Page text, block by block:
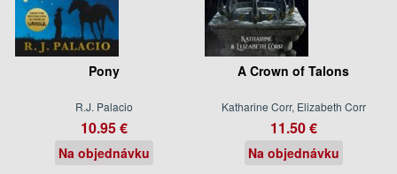
Pony
R.J. Palacio
10.95 €
Na objednávku
A Crown of Talons
Katharine Corr, Elizabeth Corr
11.50 €
Na objednávku